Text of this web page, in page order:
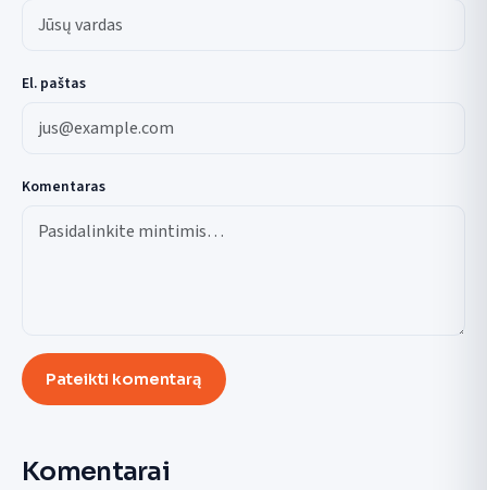
El. paštas
Komentaras
Pateikti komentarą
Komentarai